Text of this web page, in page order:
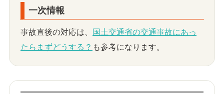
一次情報
事故直後の対応は、
国土交通省の交通事故にあっ
たらまずどうする？ も参考になります。